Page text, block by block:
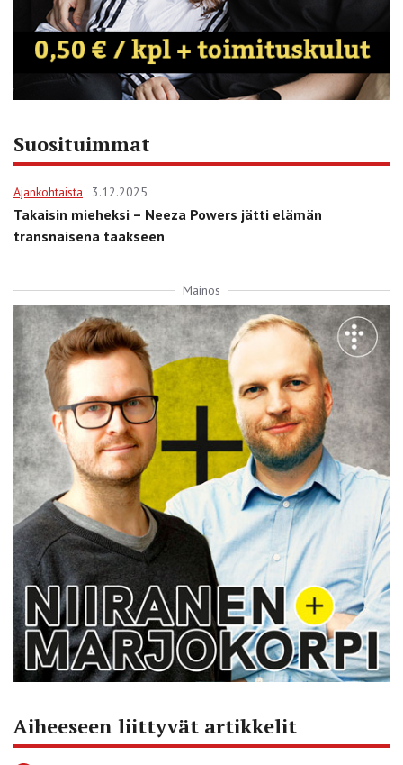
Suosituimmat
Ajankohtaista 3.12.2025
Takaisin mieheksi – Neeza Powers jätti elämän
transnaisena taakseen
Mainos
Aiheeseen liittyvät artikkelit